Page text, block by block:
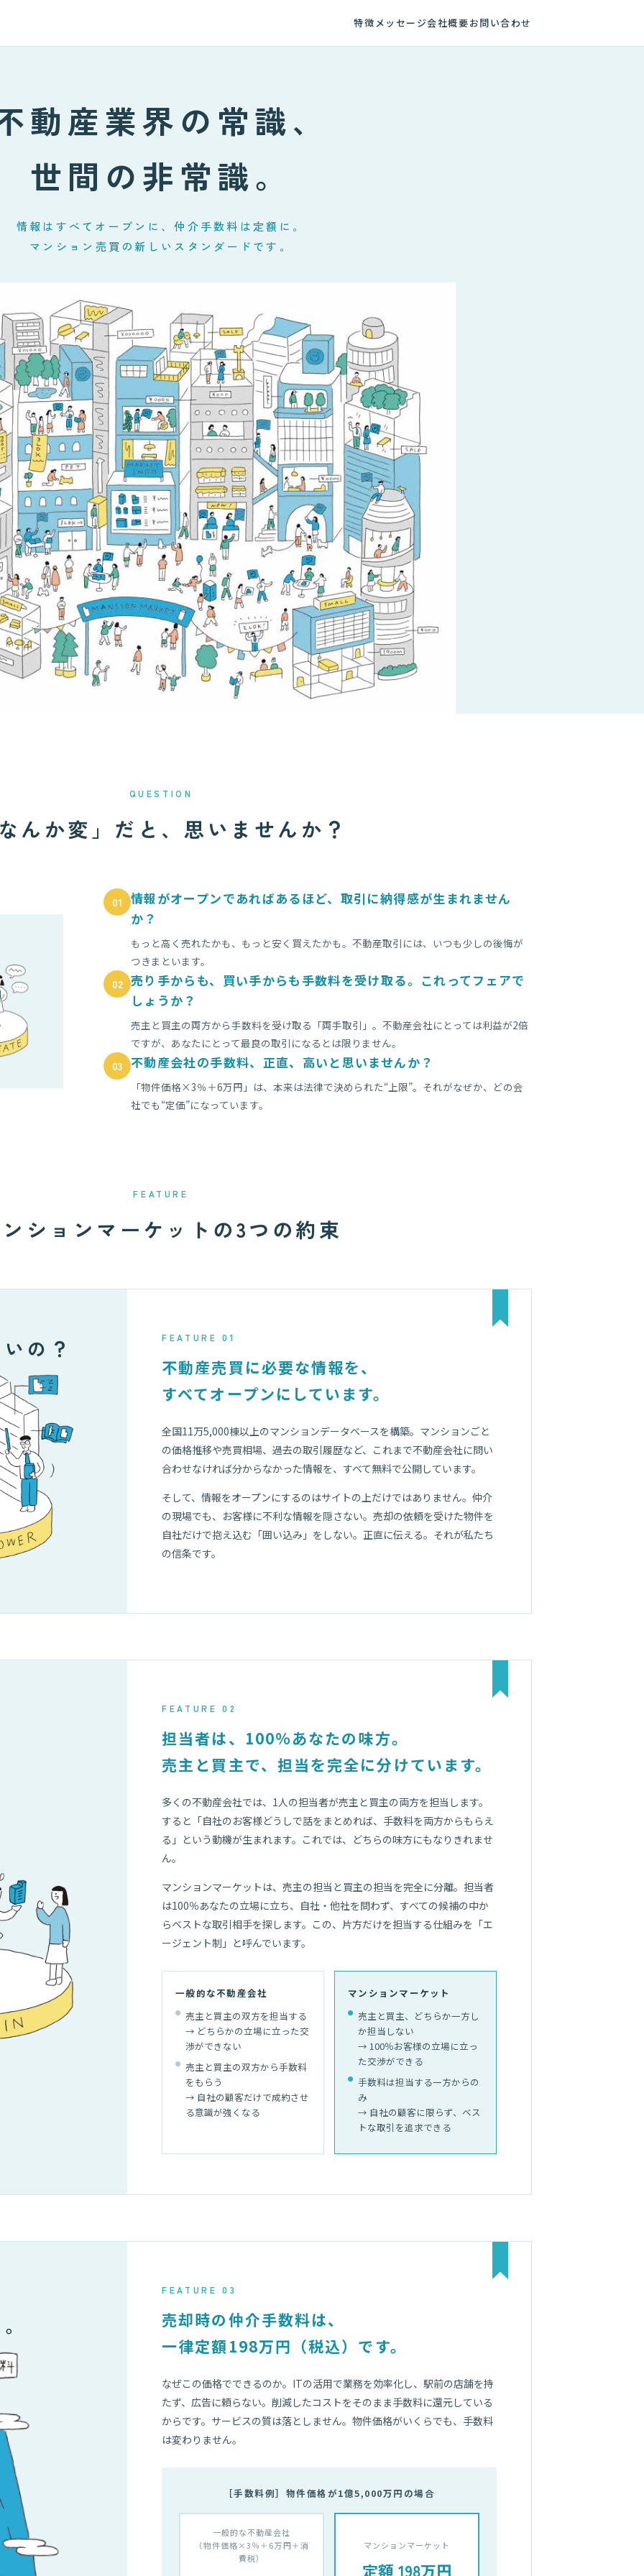
特徴メッセージ会社概要お問い合わせ
動産業界の常識、
世間の非常識。
情報はすべてオープンに、仲介手数料は定額に。
マンション売買の新しいスタンダードです。
QUESTION
んか変」だと、思いませんか？
01
情報がオープンであればあるほど、取引に納得感が生まれません
か？
もっと高く売れたかも、もっと安く買えたかも。不動産取引には、いつも少しの後悔が
つきまといます。
02 売り手からも、買い手からも手数料を受け取る。これってフェアで
しょうか？
売主と買主の両方から手数料を受け取る「両手取引」。不動産会社にとっては利益が2倍
ですが、あなたにとって最良の取引になるとは限りません。
03 不動産会社の手数料、正直、高いと思いませんか？
「物件価格×3％＋6万円」は、本来は法律で決められた“上限”。それがなぜか、どの会
社でも“定価”になっています。
FEATURE
ションマーケットの3つの約束
の？ FEATURE 01
不動産売買に必要な情報を、
すべてオープンにしています。
全国11万5,000棟以上のマンションデータベースを構築。マンションごと
の価格推移や売買相場、過去の取引履歴など、これまで不動産会社に問い
合わせなければ分からなかった情報を、すべて無料で公開しています。
そして、情報をオープンにするのはサイトの上だけではありません。仲介
の現場でも、お客様に不利な情報を隠さない。売却の依頼を受けた物件を
自社だけで抱え込む「囲い込み」をしない。正直に伝える。それが私たち
の信条です。
FEATURE 02
担当者は、100％あなたの味方。
売主と買主で、担当を完全に分けています。
多くの不動産会社では、1人の担当者が売主と買主の両方を担当します。
すると「自社のお客様どうしで話をまとめれば、手数料を両方からもらえ
る」という動機が生まれます。これでは、どちらの味方にもなりきれませ
ん。
マンションマーケットは、売主の担当と買主の担当を完全に分離。担当者
は100％あなたの立場に立ち、自社・他社を問わず、すべての候補の中か
らベストな取引相手を探します。この、片方だけを担当する仕組みを「エ
ージェント制」と呼んでいます。
一般的な不動産会社
売主と買主の双方を担当する
→ どちらかの立場に立った交
渉ができない
売主と買主の双方から手数料
をもらう
→ 自社の顧客だけで成約させ
る意識が強くなる
マンションマーケット
売主と買主、どちらか一方し
か担当しない
→ 100％お客様の立場に立っ
た交渉ができる
手数料は担当する一方からの
み
→ 自社の顧客に限らず、ベス
トな取引を追求できる
FEATURE 03
売却時の仲介手数料は、
一律定額198万円（税込）です。
なぜこの価格でできるのか。ITの活用で業務を効率化し、駅前の店舗を持
たず、広告に頼らない。削減したコストをそのまま手数料に還元している
からです。サービスの質は落としません。物件価格がいくらでも、手数料
は変わりません。
［手数料例］物件価格が1億5,000万円の場合
一般的な不動産会社
（物件価格×3％＋6万円＋消
費税）
マンションマーケット
定額 198万円